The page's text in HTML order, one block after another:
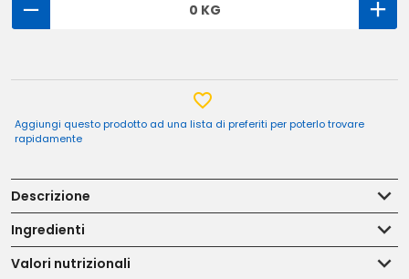
0 KG
Aggiungi questo prodotto ad una lista di preferiti per poterlo trovare
rapidamente
Descrizione
Ingredienti
Valori nutrizionali